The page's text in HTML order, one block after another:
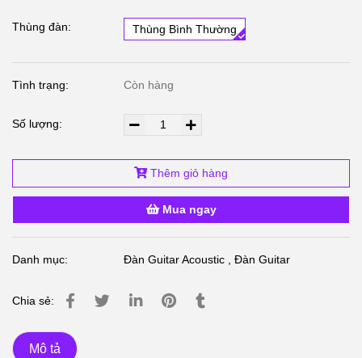
Thùng đàn: Thùng Bình Thường
Tình trạng: Còn hàng
Số lượng:
Thêm giỏ hàng
Mua ngay
Danh mục: Đàn Guitar Acoustic ,Đàn Guitar
Chia sẻ:
Mô tả